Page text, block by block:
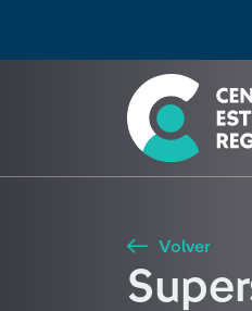
Seleccione país
Buscar
Volver